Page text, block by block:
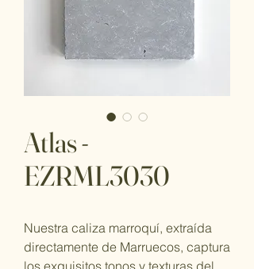
Atlas -
EZRML3030
Nuestra caliza marroquí, extraída
directamente de Marruecos, captura
los exquisitos tonos y texturas del